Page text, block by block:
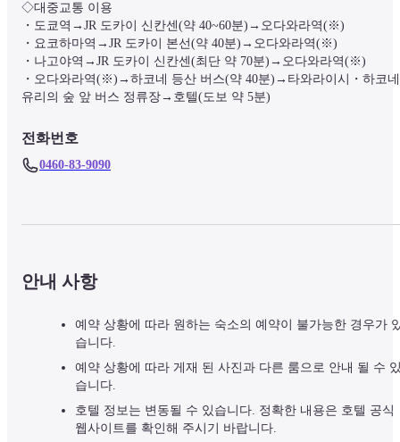
◇대중교통 이용
・도쿄역→JR 도카이 신칸센(약 40~60분)→오다와라역(※)
・요코하마역→JR 도카이 본선(약 40분)→오다와라역(※)
・나고야역→JR 도카이 신칸센(최단 약 70분)→오다와라역(※)
・오다와라역(※)→하코네 등산 버스(약 40분)→타와라이시・하코네
유리의 숲 앞 버스 정류장→호텔(도보 약 5분)
전화번호
0460-83-9090
안내 사항
예약 상황에 따라 원하는 숙소의 예약이 불가능한 경우가
습니다.
예약 상황에 따라 게재 된 사진과 다른 룸으로 안내 될 수
습니다.
호텔 정보는 변동될 수 있습니다. 정확한 내용은 호텔 공식
웹사이트를 확인해 주시기 바랍니다.